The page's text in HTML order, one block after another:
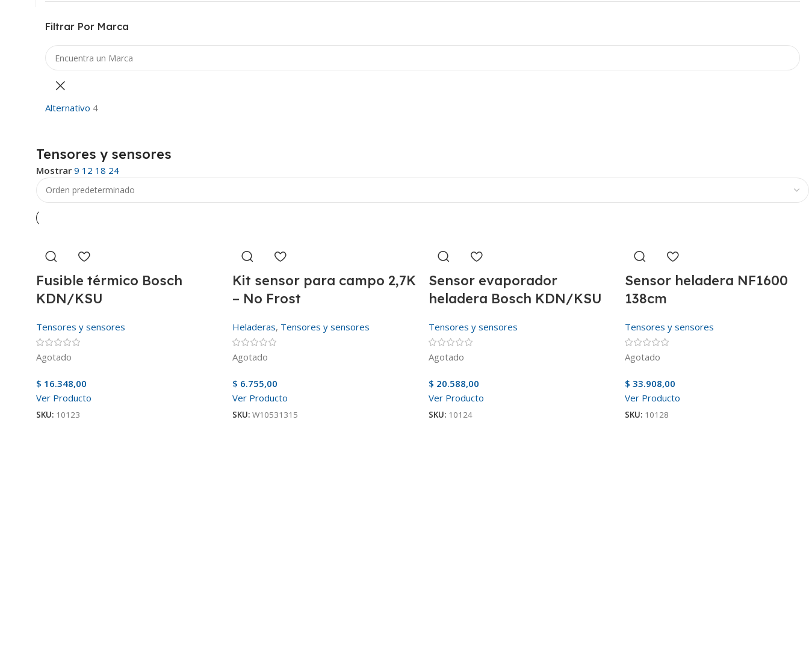
Filtrar Por Marca
Alternativo 4
Tensores y sensores
Mostrar 9 12 18 24
Fusible térmico Bosch
KDN/KSU
Tensores y sensores
Agotado
$ 16.348,00
Ver Producto
SKU: 10123
Kit sensor para campo 2,7K
– No Frost
Heladeras, Tensores y sensores
Agotado
$ 6.755,00
Ver Producto
SKU: W10531315
Sensor evaporador
heladera Bosch KDN/KSU
Tensores y sensores
Agotado
$ 20.588,00
Ver Producto
SKU: 10124
Sensor heladera NF1600
138cm
Tensores y sensores
Agotado
$ 33.908,00
Ver Producto
SKU: 10128